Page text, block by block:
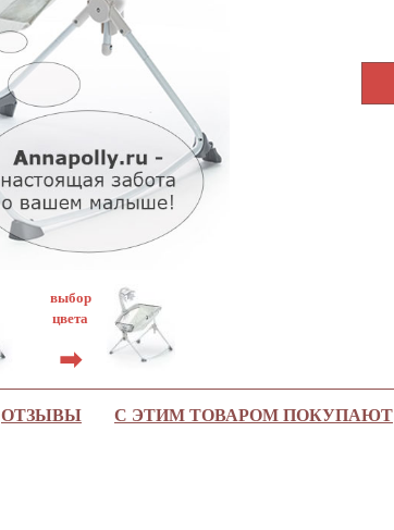
выбор
цвета
➡
ОТЗЫВЫ С ЭТИМ ТОВАРОМ ПОКУПАЮТ